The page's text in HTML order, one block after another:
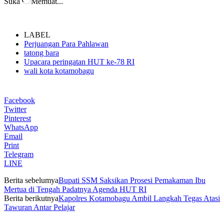
LABEL
Perjuangan Para Pahlawan
tatong bara
Upacara peringatan HUT ke-78 RI
wali kota kotamobagu
Facebook
Twitter
Pinterest
WhatsApp
Email
Print
Telegram
LINE
Berita sebelumyaBupati SSM Saksikan Prosesi Pemakaman Ibu
Mertua di Tengah Padatnya Agenda HUT RI
Berita berikutnyaKapolres Kotamobagu Ambil Langkah Tegas Atasi
Tawuran Antar Pelajar